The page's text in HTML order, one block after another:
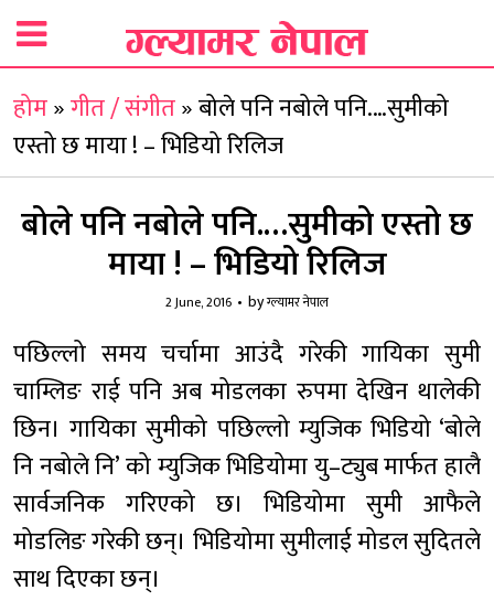
होम»गीत / संगीत»बोले पनि नबोले पनि.…सुमीको
एस्तो छ माया ! – भिडियो रिलिज
बोले पनि नबोले पनि.…सुमीको एस्तो छ
माया ! – भिडियो रिलिज
2 June, 2016 byग्ल्यामर नेपाल
पछिल्लो समय चर्चामा आउंदै गरेकी गायिका सुमी
चाम्लिङ राई पनि अब मोडलका रुपमा देखिन थालेकी
छिन। गायिका सुमीको पछिल्लो म्युजिक भिडियो ‘बोले
नि नबोले नि’ को म्युजिक भिडियोमा यु–ट्युब मार्फत हालै
सार्वजनिक गरिएको छ। भिडियोमा सुमी आफैले
मोडलिङ गरेकी छन्। भिडियोमा सुमीलाई मोडल सुदितले
साथ दिएका छन्।